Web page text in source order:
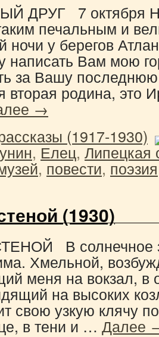
ДРУГ 7 октября
печальным и
у берегов
написать Вам мою
за Вашу
вторая родина, это
→
(1917-1930)
,Елец,Липецкая
,повести,поэзия
(1930)
В солнечное
Хмельной,
меня на вокзал,
на высоких
свою узкую клячу
в тени и … Далее